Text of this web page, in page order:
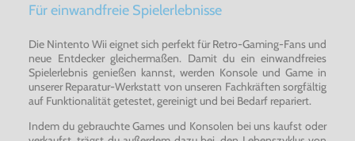
Für einwandfreie Spielerlebnisse
Die Nintento Wii eignet sich perfekt für Retro-Gaming-Fans und
neue Entdecker gleichermaßen. Damit du ein einwandfreies
Spielerlebnis genießen kannst, werden Konsole und Game in
unserer Reparatur-Werkstatt von unseren Fachkräften sorgfältig
auf Funktionalität getestet, gereinigt und bei Bedarf repariert.
Indem du gebrauchte Games und Konsolen bei uns kaufst oder